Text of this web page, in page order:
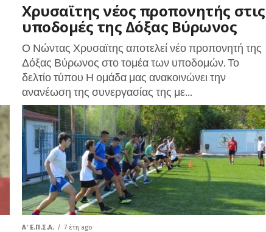
Χρυσαϊτης νέος προπονητής στις
υποδομές της Δόξας Βύρωνος
Ο Νώντας Χρυσαϊτης αποτελεί νέο προπονητή της
Δόξας Βύρωνος στο τομέα των υποδομών. Το
δελτίο τύπου Η ομάδα μας ανακοινώνει την
ανανέωση της συνεργασίας της με...
A' Ε.Π.Σ.Α. 7 έτη ago